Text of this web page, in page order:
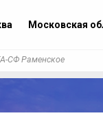
Московская
СФ Раменское